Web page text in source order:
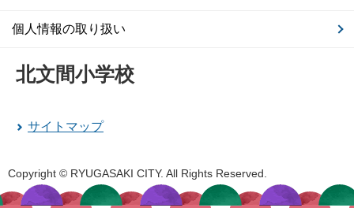
個人情報の取り扱い
北文間小学校
サイトマップ
Copyright © RYUGASAKI CITY. All Rights Reserved.